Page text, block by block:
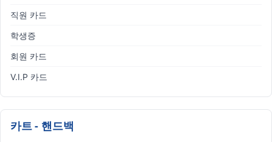
직원 카드
학생증
회원 카드
V.I.P 카드
카트 - 핸드백